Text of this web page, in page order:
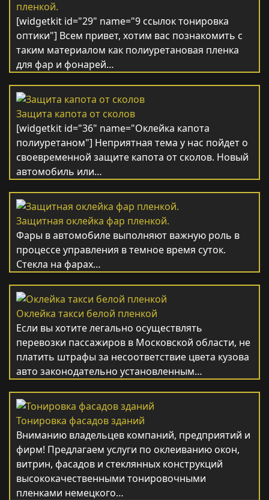
пленкой.
[widgetkit id="29" name="9 ссылок тонировка
оптики"] Всем привет, хотим вас познакомить с
таким материалом как полиуретановая пленка
для фар и фонарей…
Защита капота от сколов
[widgetkit id="36" name="Оклейка капота
полиуретаном"] Неприятная тема у нас пойдет о
своевременной защите капота от сколов. Новый
автомобиль или…
Защитная оклейка фар пленкой.
Фары в автомобиле выполняют важную роль в
процессе управления в темное время суток.
Стекла на фарах…
Оклейка такси белой пленкой
Если вы хотите легально осуществлять
перевозки пассажиров в Московской области, не
платить штрафы за несоответствие цвета кузова
авто законодательно установленным…
Тонировка фасадов зданий
Вниманию владельцев компаний, предприятий и
фирм! Предлагаем услуги по оклеиванию окон,
витрин, фасадов и стеклянных конструкций
высококачественными тонировочными
пленками немецкого…